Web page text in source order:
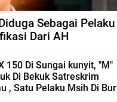
Sebagai Pelaku
Dari AH
150 Di Sungai kunyit, "M"
Di Bekuk Satreskrim
, Satu Pelaku Msih Di